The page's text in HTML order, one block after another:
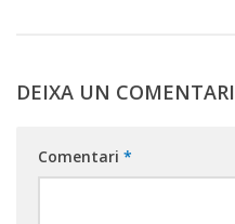
DEIXA UN COMENTARI
Comentari *